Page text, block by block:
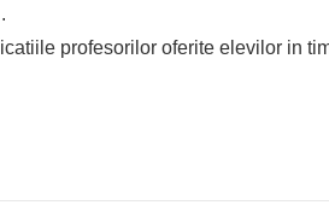
profesorilor oferite elevilor in